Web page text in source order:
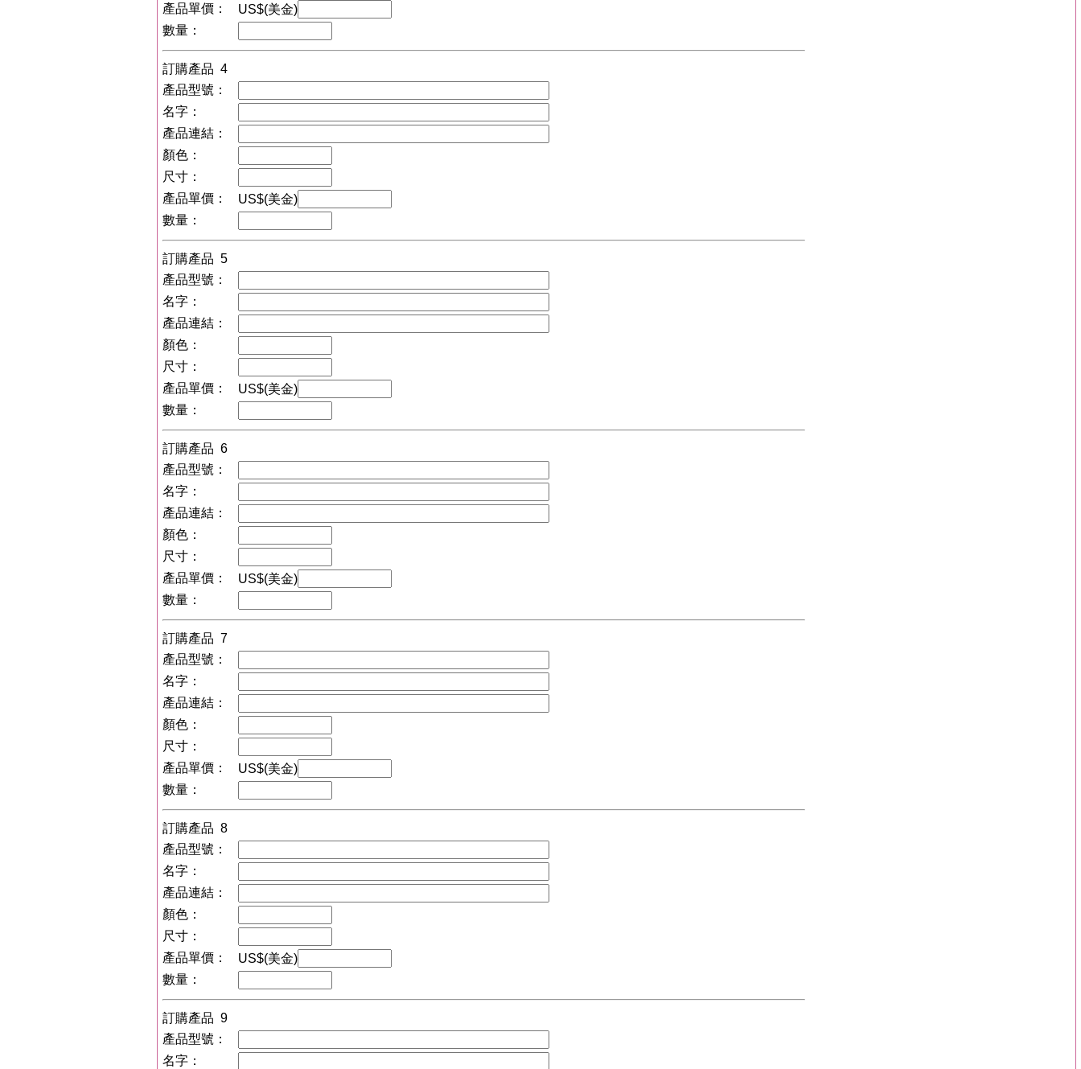
產品單價：
US$(美金)
數量：
訂購產品 4
產品型號：
名字：
產品連結：
顏色：
尺寸：
產品單價：
US$(美金)
數量：
訂購產品 5
產品型號：
名字：
產品連結：
顏色：
尺寸：
產品單價：
US$(美金)
數量：
訂購產品 6
產品型號：
名字：
產品連結：
顏色：
尺寸：
產品單價：
US$(美金)
數量：
訂購產品 7
產品型號：
名字：
產品連結：
顏色：
尺寸：
產品單價：
US$(美金)
數量：
訂購產品 8
產品型號：
名字：
產品連結：
顏色：
尺寸：
產品單價：
US$(美金)
數量：
訂購產品 9
產品型號：
名字：